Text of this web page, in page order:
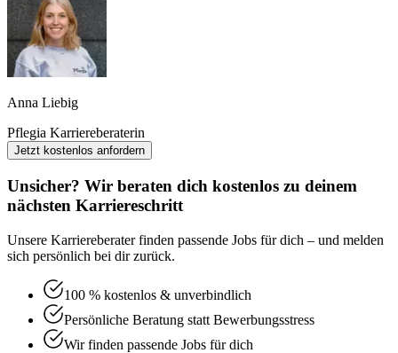
Anna Liebig
Pflegia Karriereberaterin
Jetzt kostenlos anfordern
Unsicher? Wir beraten dich kostenlos zu deinem
nächsten Karriereschritt
Unsere Karriereberater finden passende Jobs für dich – und melden
sich persönlich bei dir zurück.
100 % kostenlos & unverbindlich
Persönliche Beratung statt Bewerbungsstress
Wir finden passende Jobs für dich